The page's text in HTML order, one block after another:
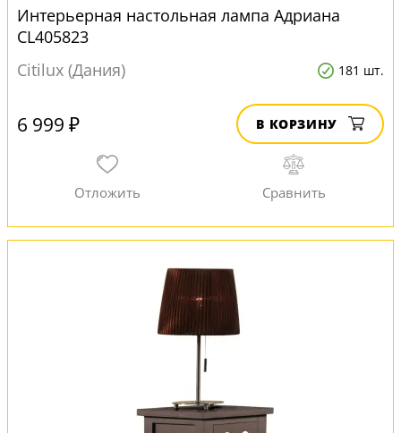
Интерьерная настольная лампа Адриана
CL405823
Citilux (Дания)
181 шт.
6 999 ₽ В КОРЗИНУ